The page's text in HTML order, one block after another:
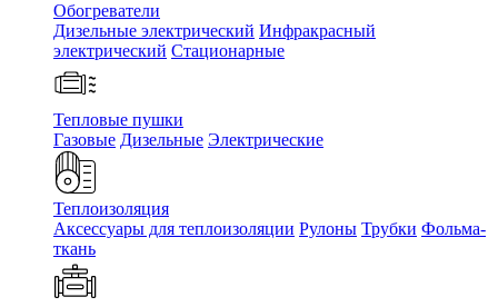
Обогреватели
Дизельные электрический Инфракрасный
электрический Стационарные
Тепловые пушки
Газовые Дизельные Электрические
Теплоизоляция
Аксессуары для теплоизоляции Рулоны Трубки Фольма-
ткань